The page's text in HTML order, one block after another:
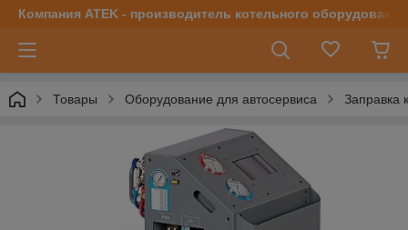
Компания ATEK - производитель котельного оборудования
Товары Оборудование для автосервиса Заправка